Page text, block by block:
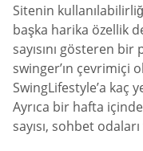
Sitenin
başka harika özellik
sayısını gösteren
swinger’ın çevrimiçi
SwingLifestyle’a kaç
Ayrıca bir hafta
sayısı, sohbet